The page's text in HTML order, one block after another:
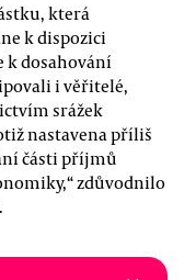
která
k dispozici
k dosahování
i věřitelé,
srážek
nastavena příliš
části příjmů
zdůvodnilo